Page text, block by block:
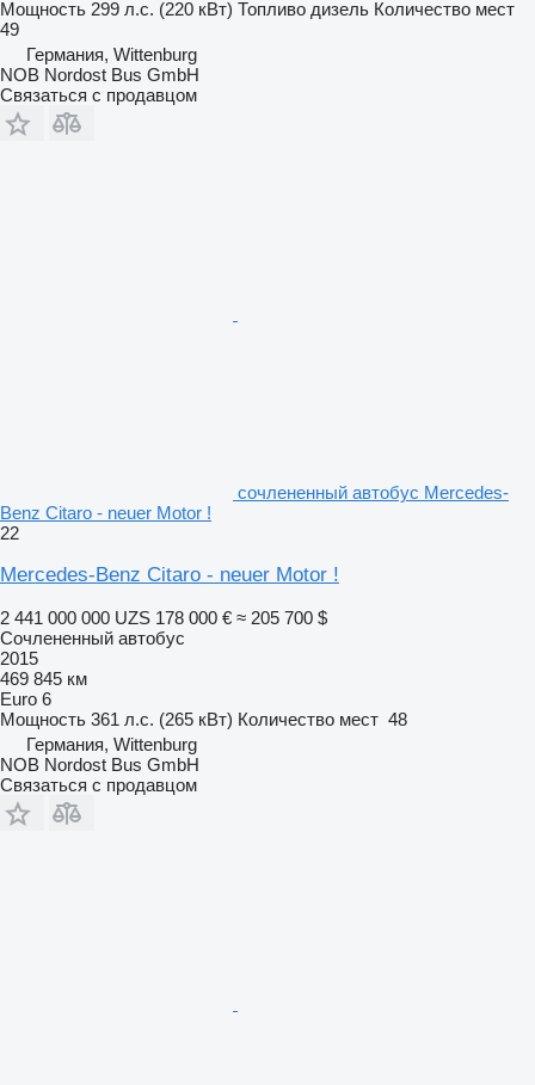
Мощность 299 л.с. (220 кВт) Топливо дизель Количество мест
49
Германия, Wittenburg
NOB Nordost Bus GmbH
Связаться с продавцом
сочлененный автобус Mercedes-
Benz Citaro - neuer Motor !
22
Mercedes-Benz Citaro - neuer Motor !
2 441 000 000 UZS 178 000 € ≈ 205 700 $
Сочлененный автобус
2015
469 845 км
Euro 6
Мощность 361 л.с. (265 кВт) Количество мест 48
Германия, Wittenburg
NOB Nordost Bus GmbH
Связаться с продавцом